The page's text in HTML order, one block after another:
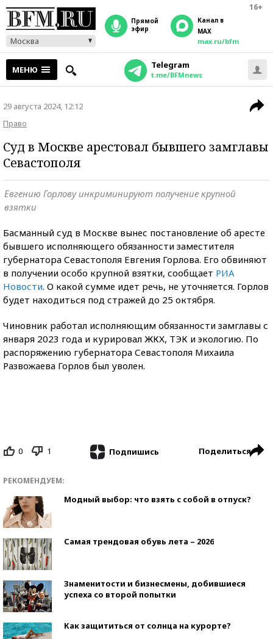
16+
Москва
прямой
эфир
Канал в
MAX
max.ru/bfm
МЕНЮ Telegram
t.me/BFMnews
29 августа 2024, 12:12
Право
Суд в Москве арестовал бывшего замглавы
Севастополя
Евгению Горлову инкриминируют получение крупной
взятки
Басманный суд в Москве вынес постановление об аресте
бывшего исполняющего обязанности заместителя
губернатора Севастополя Евгения Горлова. Его обвиняют
в получении особо крупной взятки, сообщает РИА
Новости. О какой сумме идет речь, не уточняется. Горлов
будет находиться под стражей до 25 октября.
Чиновник работал исполняющим обязанности замглавы с
января 2023 года и курировал ЖКХ, ТЭК и экологию. По
распоряжению губернатора Севастополя Михаила
Развожаева Горлов был уволен.
0 1 Подпишись Поделиться
РЕКОМЕНДУЕМ:
Модный выбор: что взять с собой в отпуск?
Самая трендовая обувь лета – 2026
Знаменитости и бизнесмены, добившиеся
успеха со второй попытки
Как защититься от солнца на курорте?